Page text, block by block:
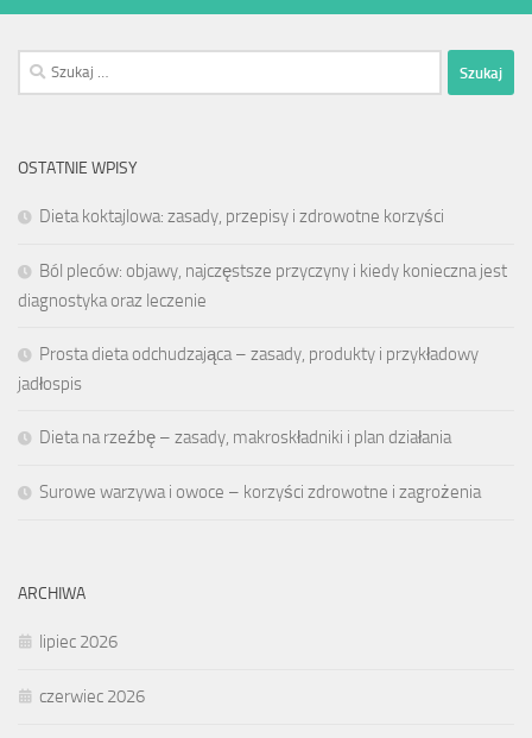
Szukaj:
OSTATNIE WPISY
Dieta koktajlowa: zasady, przepisy i zdrowotne korzyści
Ból pleców: objawy, najczęstsze przyczyny i kiedy konieczna jest
diagnostyka oraz leczenie
Prosta dieta odchudzająca – zasady, produkty i przykładowy
jadłospis
Dieta na rzeźbę – zasady, makroskładniki i plan działania
Surowe warzywa i owoce – korzyści zdrowotne i zagrożenia
ARCHIWA
lipiec 2026
czerwiec 2026